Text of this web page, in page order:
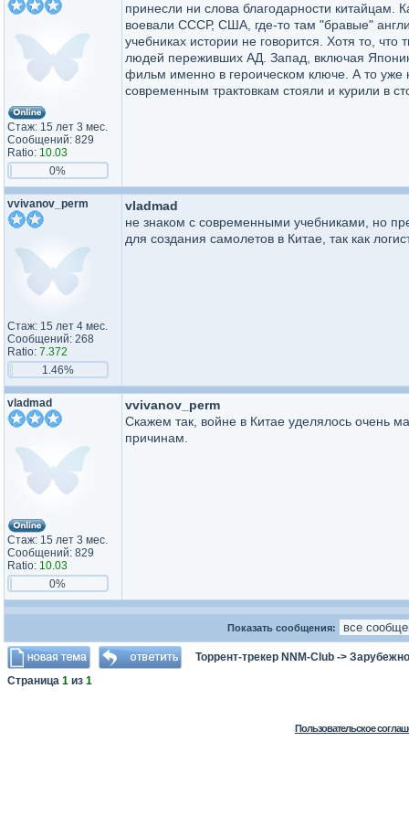
Стаж: 15 лет 3 мес.
Сообщений: 829
Ratio: 10.03
0%
принесли ни слова благодарности китайцам.
воевали СССР, США, где-то там "бравые"
учебниках истории не говорится. Хотя то,
людей переживших АД. Запад, включая
фильм именно в героическом ключе. А то уже
современным трактовкам стояли и курили в
vvivanov_perm
Стаж: 15 лет 4 мес.
Сообщений: 268
Ratio: 7.372
1.46%
vladmad
не знаком с современными учебниками, но
для создания самолетов в Китае, так как
vladmad
Стаж: 15 лет 3 мес.
Сообщений: 829
Ratio: 10.03
0%
vvivanov_perm
Скажем так, войне в Китае уделялось очень
причинам.
Показать сообщения:
Торрент-трекер NNM-Club ->
Страница 1 из 1
Пользовательское